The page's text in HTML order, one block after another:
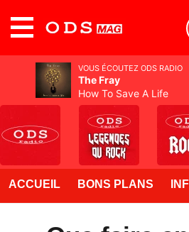
ACCUEIL BONS PLANS
VOUS ÉCOUTEZ ODS RADIO
The Fray
How To Save A Life